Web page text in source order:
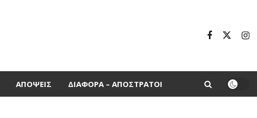
ΑΠΌΨΕΙΣ ΔΙΆΦΟΡΑ – ΑΠΌΣΤΡΑΤΟΙ